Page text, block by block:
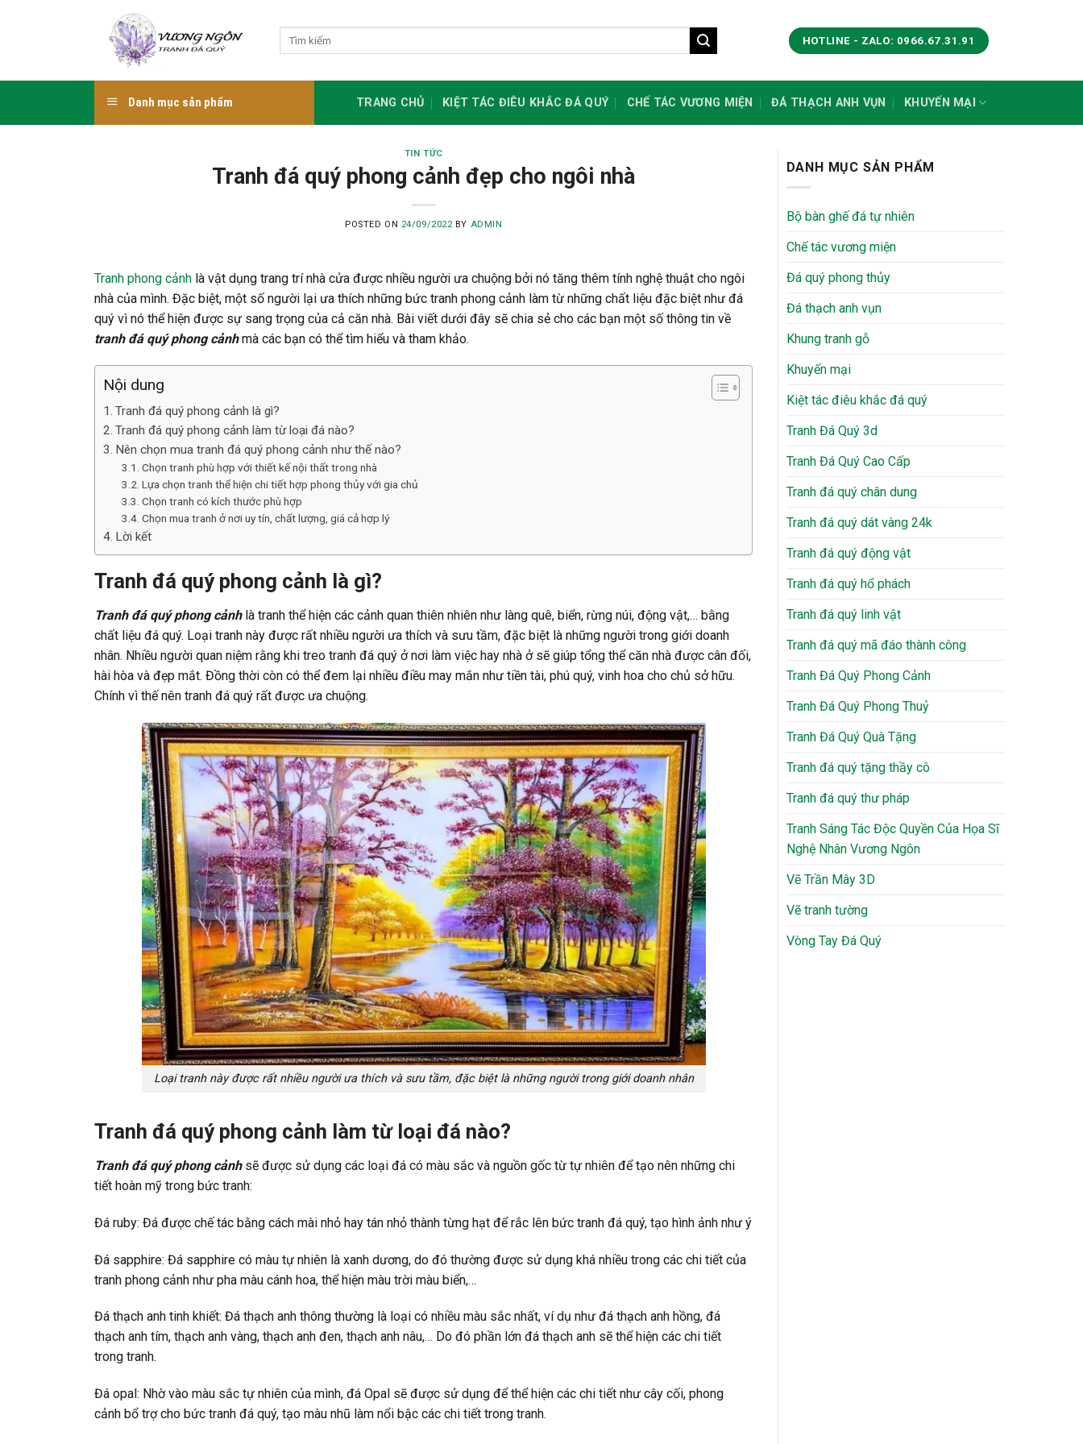
HOTLINE - ZALO: 0966.67.31.91
Danh mục sản phẩm TRANG CHỦ KIỆT TÁC ĐIÊU KHẮC ĐÁ QUÝ CHẾ TÁC VƯƠNG MIỆN ĐÁ THẠCH ANH VỤN KHUYẾN MẠI
TIN TỨC
Tranh đá quý phong cảnh đẹp cho ngôi nhà
POSTED ON 24/09/2022 BY ADMIN
Tranh phong cảnh là vật dụng trang trí nhà cửa được nhiều người ưa chuộng bởi nó tăng thêm tính nghệ thuật cho ngôi
nhà của mình. Đặc biệt, một số người lại ưa thích những bức tranh phong cảnh làm từ những chất liệu đặc biệt như đá
quý vì nó thể hiện được sự sang trọng của cả căn nhà. Bài viết dưới đây sẽ chia sẻ cho các bạn một số thông tin về
tranh đá quý phong cảnhmà các bạn có thể tìm hiểu và tham khảo.
Nội dung
Tranh đá quý phong cảnh là gì?
Tranh đá quý phong cảnh làm từ loại đá nào?
Nên chọn mua tranh đá quý phong cảnh như thế nào?
Chọn tranh phù hợp với thiết kế nội thất trong nhà
Lựa chọn tranh thể hiện chi tiết hợp phong thủy với gia chủ
Chọn tranh có kích thước phù hợp
Chọn mua tranh ở nơi uy tín, chất lượng, giá cả hợp lý
Lời kết
Tranh đá quý phong cảnh là gì?
Tranh đá quý phong cảnhlà tranh thể hiện các cảnh quan thiên nhiên như làng quê, biển, rừng núi, động vật,… bằng
chất liệu đá quý. Loại tranh này được rất nhiều người ưa thích và sưu tầm, đặc biệt là những người trong giới doanh
nhân. Nhiều người quan niệm rằng khi treo tranh đá quý ở nơi làm việc hay nhà ở sẽ giúp tổng thể căn nhà được cân đối,
hài hòa và đẹp mắt. Đồng thời còn có thể đem lại nhiều điều may mắn như tiền tài, phú quý, vinh hoa cho chủ sở hữu.
Chính vì thế nên tranh đá quý rất được ưa chuộng.
Loại tranh nàyđược rất nhiều người ưa thích và sưu tầm, đặc biệt là những người trong giới doanh nhân
Tranh đá quý phong cảnh làm từ loại đá nào?
Tranh đá quý phong cảnhsẽ được sử dụng các loại đá có màu sắc và nguồn gốc từ tự nhiên để tạo nên những chi
tiết hoàn mỹ trong bức tranh:
Đá ruby: Đá được chế tác bằng cách mài nhỏ hay tán nhỏ thành từng hạt để rắc lên bức tranh đá quý, tạo hình ảnh như ý
Đá sapphire: Đá sapphire có màu tự nhiên là xanh dương, do đó thường được sử dụng khá nhiều trong các chi tiết của
tranh phong cảnh như pha màu cánh hoa, thể hiện màu trời màu biển,…
Đá thạch anh tinh khiết: Đá thạch anh thông thường là loại có nhiều màu sắc nhất, ví dụ như đá thạch anh hồng, đá
thạch anh tím, thạch anh vàng, thạch anh đen, thạch anh nâu,… Do đó phần lớn đá thạch anh sẽ thể hiện các chi tiết
trong tranh.
Đá opal: Nhờ vào màu sắc tự nhiên của mình, đá Opal sẽ được sử dụng để thể hiện các chi tiết như cây cối, phong
cảnh bổ trợ cho bức tranh đá quý, tạo màu nhũ làm nổi bậc các chi tiết trong tranh.
DANH MỤC SẢN PHẨM
Bộ bàn ghế đá tự nhiên
Chế tác vương miện
Đá quý phong thủy
Đá thạch anh vụn
Khung tranh gỗ
Khuyến mại
Kiệt tác điêu khắc đá quý
Tranh Đá Quý 3d
Tranh Đá Quý Cao Cấp
Tranh đá quý chân dung
Tranh đá quý dát vàng 24k
Tranh đá quý động vật
Tranh đá quý hổ phách
Tranh đá quý linh vật
Tranh đá quý mã đáo thành công
Tranh Đá Quý Phong Cảnh
Tranh Đá Quý Phong Thuỷ
Tranh Đá Quý Quà Tặng
Tranh đá quý tặng thầy cô
Tranh đá quý thư pháp
Tranh Sáng Tác Độc Quyền Của Họa Sĩ
Nghệ Nhân Vương Ngôn
Vẽ Trần Mây 3D
Vẽ tranh tường
Vòng Tay Đá Quý